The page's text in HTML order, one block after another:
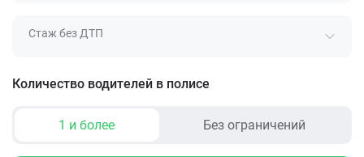
Стаж без ДТП
Количество водителей в полисе
1 и более Без ограничений